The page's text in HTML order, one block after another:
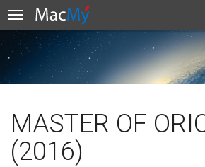
MASTER OF
(2016)